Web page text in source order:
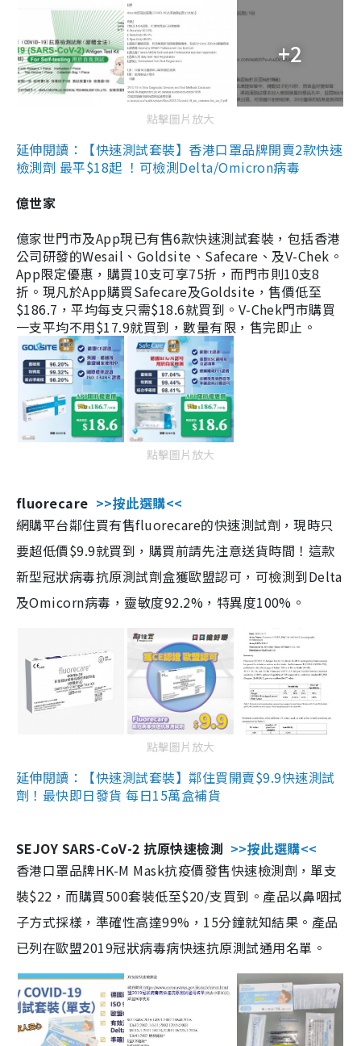
+2
點擊圖片放大
延伸閱讀：【快速測試套裝】香港口罩品牌開賣2款快速
檢測劑 最平$18起 ！可檢測Delta/Omicron病毒
億世家
億家世門市及App現已有售6款快速測試套裝，包括香港
公司研發的Wesail、Goldsite、Safecare、及V-Chek。
App限定優惠，購買10支可享75折，而門市則10支8
折。現凡於App購買Safecare及Goldsite，售價低至
$186.7，平均每支只需$18.6就買到。V-Chek門市購買
一支平均不用$17.9就買到，數量有限，售完即止。
點擊圖片放大
fluorecare >>按此選購<<
網購平台鄰住買有售fluorecare的快速測試劑，現時只
要超低價$9.9就買到，購買前請先注意送貨時間！這款
新型冠狀病毒抗原測試劑盒獲歐盟認可，可檢測到Delta
及Omicorn病毒，靈敏度92.2%，特異度100%。
點擊圖片放大
延伸閱讀：【快速測試套裝】鄰住買開賣$9.9快速測試
劑！最快即日發貨 每日15萬盒補貨
SEJOY SARS-CoV-2 抗原快速檢測 >>按此選購<<
香港口罩品牌HK-M Mask抗疫價發售快速檢測劑，單支
裝$22，而購買500套裝低至$20/支買到。產品以鼻咽拭
子方式採樣，準確性高達99%，15分鐘就知結果。產品
已列在歐盟2019冠狀病毒病快速抗原測試通用名單。